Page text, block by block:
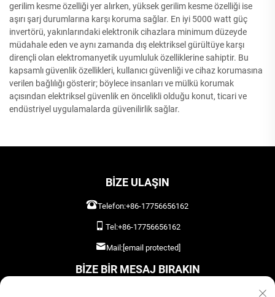
gerilim kesme özelliği yer alırken, yüksek gerilim kesme özelliği ise
aşırı şarj durumlarına karşı koruma sağlar. En iyi 5000 watt güç
invertörü, yakınlarındaki elektronik cihazlara minimum düzeyde
müdahale eden ve aynı zamanda dış elektriksel gürültüye karşı
dirençli olan elektromanyetik uyumluluk özelliklerine sahiptir. Bu
kapsamlı güvenlik özellikleri, kullanıcı güvenliği ve cihaz korumasına
verilen bağlılığı gösterir; böylece insanları ve mülkü korumak
açısından elektriksel güvenlik en öncelikli olduğu konut, ticari ve
endüstriyel uygulamalarda güvenilirlik sağlar.
BIZE ULAŞIN
Telefon:+86-17756656162
Tel:+86-17756656162
Mail:[email protected]
BIZE BIR MESAJ BIRAKIN